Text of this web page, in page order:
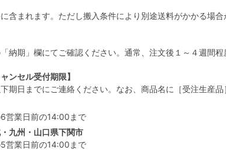
含まれます。ただし搬入条件により別途送料がかかる場
納期」欄にてご確認ください。通常、注文後１～４週間
ンセル受付期限】
期日までにご連絡ください。なお、商品名に［受注生産
営業日前の14:00まで
九州・山口県下関市
営業日前の14:00まで